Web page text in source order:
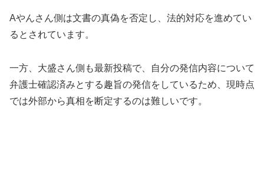
Aやんさん側は文書の真偽を否定し、法的対応を進めてい
るとされています。
一方、大盛さん側も最新投稿で、自分の発信内容について
弁護士確認済みとする趣旨の発信をしているため、現時点
では外部から真相を断定するのは難しいです。